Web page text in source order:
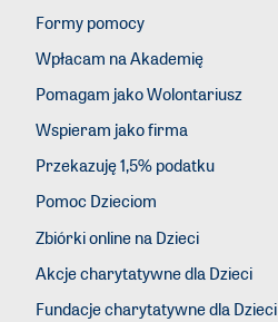
Formy pomocy
Wpłacam na Akademię
Pomagam jako Wolontariusz
Wspieram jako firma
Przekazuję 1,5% podatku
Pomoc Dzieciom
Zbiórki online na Dzieci
Akcje charytatywne dla Dzieci
Fundacje charytatywne dla Dzieci